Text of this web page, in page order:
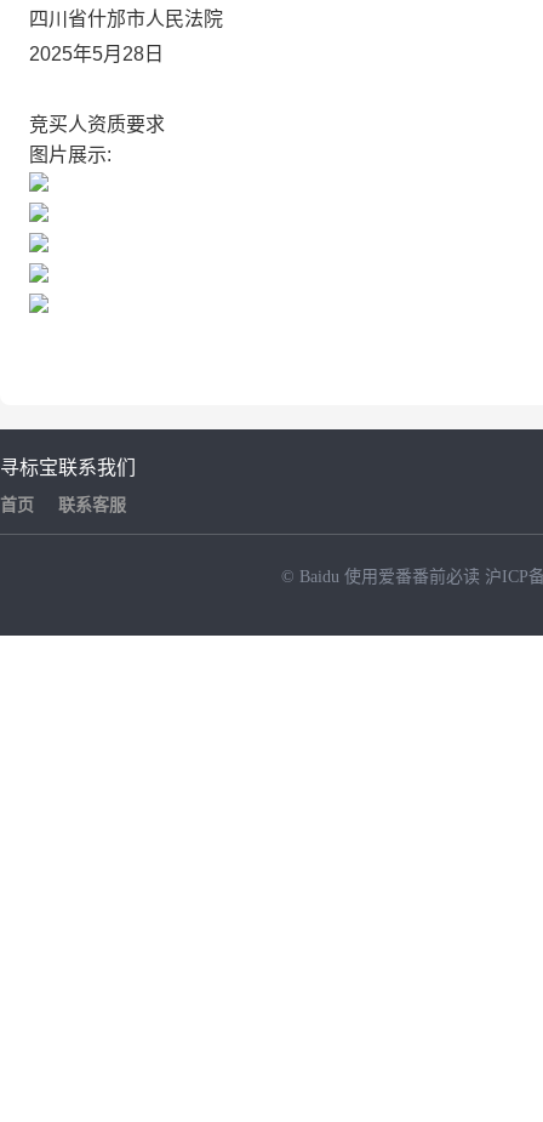
四川省什邡市人民法院
2025年5月 28 日
竞买人资质要求
图片展示:
寻标宝
首页
联系我们
联系客服
© Baidu 使用爱番番前必读 沪ICP